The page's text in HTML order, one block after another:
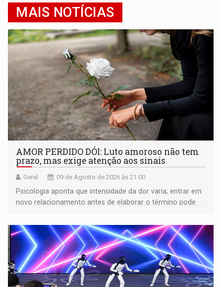
MAIS NOTÍCIAS
AMOR PERDIDO DÓI: Luto amoroso não tem
prazo, mas exige atenção aos sinais
Geral 09 de Agosto de 2026 às 21:00
Psicologia aponta que intensidade da dor varia; entrar em
novo relacionamento antes de elaborar o término pode